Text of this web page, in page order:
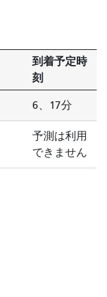
到着予定時
刻
6、17分
予測は利用
できません